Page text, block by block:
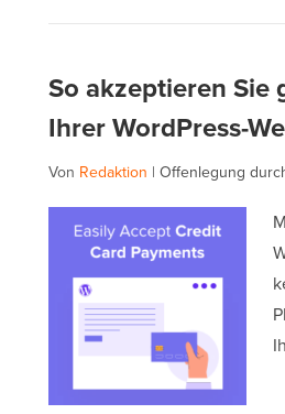
So akzeptieren
Ihrer WordPress-
Von Redaktion | Offenlegung